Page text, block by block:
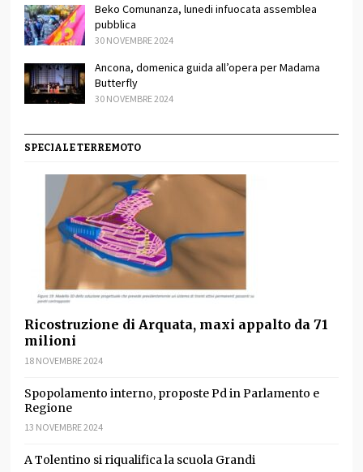
Beko Comunanza, lunedi infuocata assemblea
pubblica
30 NOVEMBRE 2024
Ancona, domenica guida all’opera per Madama
Butterfly
30 NOVEMBRE 2024
SPECIALE TERREMOTO
Ricostruzione di Arquata, maxi appalto da 71
milioni
18 NOVEMBRE 2024
Spopolamento interno, proposte Pd in Parlamento e
Regione
13 NOVEMBRE 2024
A Tolentino si riqualifica la scuola Grandi